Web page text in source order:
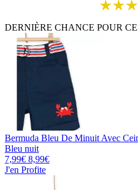
DERNIÈRE CHANCE POUR
Bermuda Bleu De Minuit Avec
Bleu nuit
7,99€ 8,99€
J'en Profite